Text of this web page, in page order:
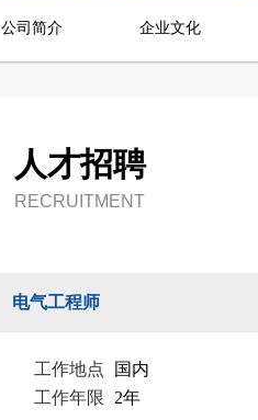
公司简介 企业文化
人才招聘
RECRUITMENT
电气工程师
工作地点 国内
工作年限
2年